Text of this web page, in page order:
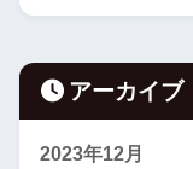
アーカイブ
2023年12月